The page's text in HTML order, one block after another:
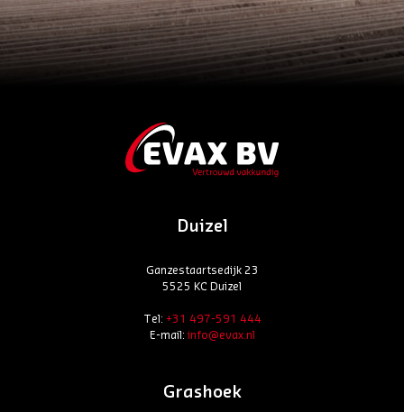
Duizel
Ganzestaartsedijk 23
5525 KC Duizel
Tel: +31 497-591 444
E-mail:info@evax.nl
Grashoek